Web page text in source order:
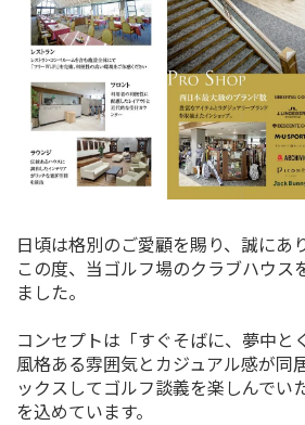
日頃は格別のご愛顧を賜り、誠にあ
この度、当ゴルフ場のクラブハウス
ました。
コンセプトは「すぐそばに、夢中と
風格ある雰囲気とカジュアル感が同
ックスしてゴルフ談義を楽しんでい
を込めています。